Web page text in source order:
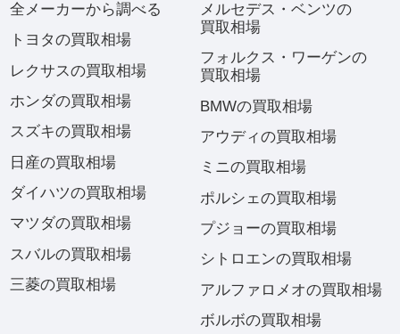
全メーカーから調べる
トヨタの買取相場
レクサスの買取相場
ホンダの買取相場
スズキの買取相場
日産の買取相場
ダイハツの買取相場
マツダの買取相場
スバルの買取相場
三菱の買取相場
メルセデス・ベンツの
買取相場
フォルクス・ワーゲンの
買取相場
BMWの買取相場
アウディの買取相場
ミニの買取相場
ポルシェの買取相場
プジョーの買取相場
シトロエンの買取相場
アルファロメオの買取相場
ボルボの買取相場